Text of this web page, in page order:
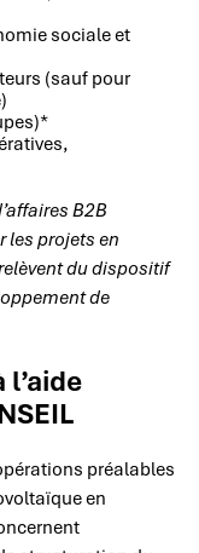
sociale et
(sauf pour
B2B
les projets en
du dispositif
de
préalables
en